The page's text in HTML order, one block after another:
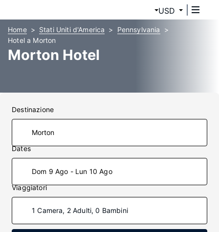
USD
Home Stati Uniti d'America
Pennsylvania
Hotel a Morton
Morton Hotel
Destinazione
Dates
Dom 9 Ago - Lun 10 Ago
Viaggiatori
1 Camera, 2 Adulti, 0 Bambini